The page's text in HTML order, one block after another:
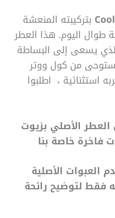
بتركيبته المنعشة
طوال اليوم. هذا العطر
يسعى إلى البساطة
من كول ووتر
استثنائية ، اطلبوا
الأصلي بزيوت
فاخرة خاصة بنا
العبوات الأصلية
فقط لتوضيح رائحة